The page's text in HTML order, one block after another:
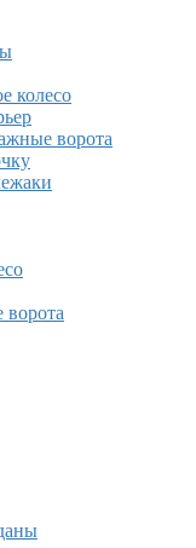
колесо
ворота